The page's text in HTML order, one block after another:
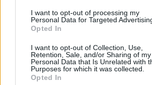
I want to opt-out of processing my
Personal Data for Targeted
Opted In
I want to opt-out of Collection, Use,
Retention, Sale, and/or Sharing of my
Personal Data that Is Unrelated with
Purposes for which it was collected.
Opted In
facebook tweet
Ακολουθήστε το
Google News
και μάθετε πρώτοι όλες